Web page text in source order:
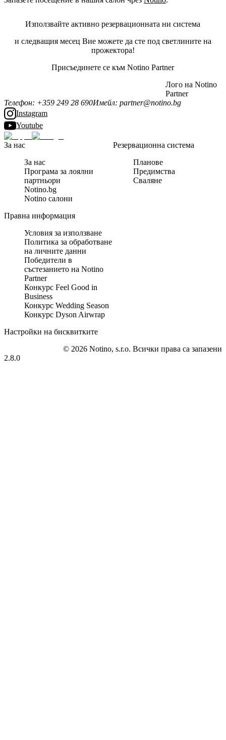
Използвайте активно резервационната ни система
и следващия месец Вие можете да сте под светлините на
прожектора!
Присъединете се към Notino Partner
Лого на Notino
Partner
Телефон: +359 249 28 690Имейл: partner@notino.bg
Instagram
Youtube
За нас
За нас
Програма за лоялни
партньори
Notino.bg
Notino салони
Резервационна система
Планове
Предимства
Сваляне
Правна информация
Условия за използване
Политика за обработване
на личните данни
Победители в
състезанието на Notino
Partner
Конкурс Feel Good in
Business
Конкурс Wedding Season
Конкурс Dyson Airwrap
Настройки на бисквитките
© 2026 Notino, s.r.o. Всички права са запазени
2.8.0